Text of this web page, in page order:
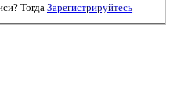
Тогда Зарегистрируйтесь